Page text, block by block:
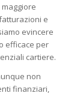
e
evincere
efficace per
cartiere.
non
finanziari,